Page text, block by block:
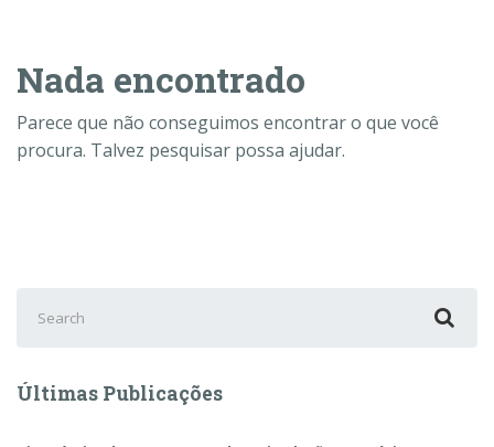
Nada encontrado
Parece que não conseguimos encontrar o que você
procura. Talvez pesquisar possa ajudar.
for:
Últimas Publicações